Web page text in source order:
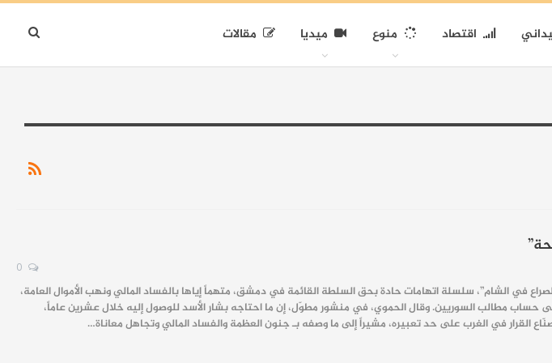
اقتصاد منوع ميديا مقالات
في الشام”، سلسلة اتهامات حادة بحق السلطة القائمة في دمشق، متهماً إياها بالفساد المالي ونهب الأموال العامة،
حساب مطالب السوريين. وقال الحموي، في منشور مطوّل، إن ما احتاجه بشار الأسد للوصول إليه خلال عشرين عاماً،
القرار في الغرب على حد تعبيره، مشيراً إلى ما وصفه بـ جنون العظمة والفساد المالي وتجاهل معاناة…